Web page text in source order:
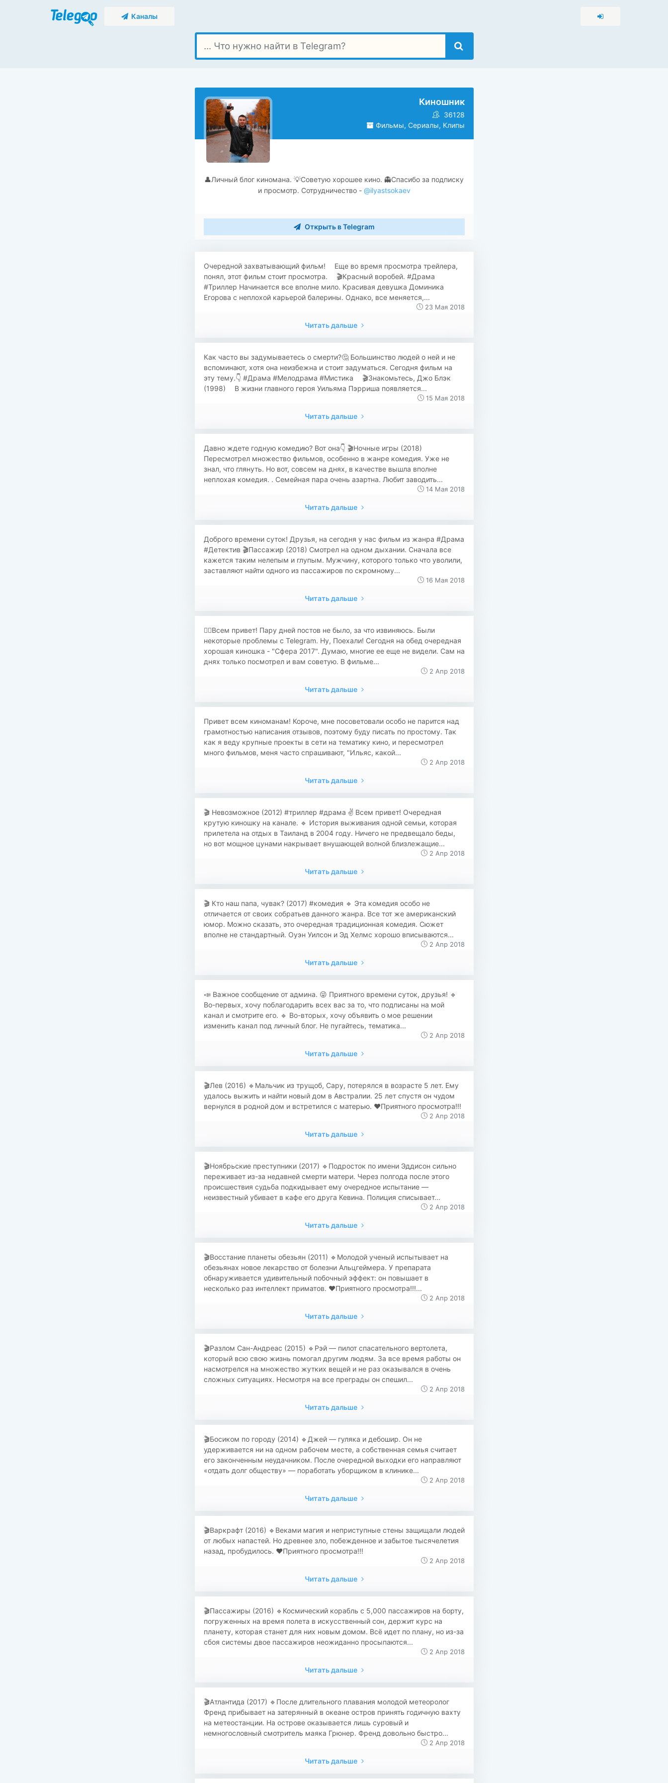
Каналы
Киношник
36128
Фильмы, Сериалы, Клипы
👤Личный блог киномана. 💡Советую хорошее кино. 👻Спасибо за подписку
и просмотр. Сотрудничество -@ilyastsokaev
Открыть в Telegram
​Очередной захватывающий фильм! ⠀ Еще во время просмотра трейлера,
понял, этот фильм стоит просмотра. ⠀ 🎬Красный воробей. #Драма
#Триллер Начинается все вполне мило. Красивая девушка Доминика
Егорова с неплохой карьерой балерины. Однако, все меняется,...
23 Мая 2018
Читать дальше
​Как часто вы задумываетесь о смерти?🤔 Большинство людей о ней и не
вспоминают, хотя она неизбежна и стоит задуматься. Сегодня фильм на
эту тему.👇 #Драма #Мелодрама #Мистика ⠀ 🎬Знакомьтесь, Джо Блэк
(1998) ⠀ В жизни главного героя Уильяма Пэрриша появляется...
15 Мая 2018
Читать дальше
​Давно ждете годную комедию? Вот она👇 🎬Ночные игры (2018)
Пересмотрел множество фильмов, особенно в жанре комедия. Уже не
знал, что глянуть. Но вот, совсем на днях, в качестве вышла вполне
неплохая комедия. . Семейная пара очень азартна. Любит заводить...
14 Мая 2018
Читать дальше
​Доброго времени суток! Друзья, на сегодня у нас фильм из жанра #Драма
#Детектив 🎬Пассажир (2018) Смотрел на одном дыхании. Сначала все
кажется таким нелепым и глупым. Мужчину, которого только что уволили,
заставляют найти одного из пассажиров по скромному...
16 Мая 2018
Читать дальше
​✌🏼Всем привет! Пару дней постов не было, за что извиняюсь. Были
некоторые проблемы с Telegram. Ну, Поехали! Сегодня на обед очередная
хорошая киношка - "Сфера 2017". Думаю, многие ее еще не видели. Сам на
днях только посмотрел и вам советую. В фильме...
2 Апр 2018
Читать дальше
Привет всем киноманам! Короче, мне посоветовали особо не парится над
грамотностью написания отзывов, поэтому буду писать по простому. Так
как я веду крупные проекты в сети на тематику кино, и пересмотрел
много фильмов, меня часто спрашивают, "Ильяс, какой...
2 Апр 2018
Читать дальше
​🎬 Невозможное (2012) #триллер #драма ✌️ Всем привет! Очередная
крутую киношку на канале. 🔹 История выживания одной семьи, которая
прилетела на отдых в Таиланд в 2004 году. Ничего не предвещало беды,
но вот мощное цунами накрывает внушающей волной близлежащие...
2 Апр 2018
Читать дальше
​🎬 Кто наш папа, чувак? (2017) #комедия 🔹 Эта комедия особо не
отличается от своих собратьев данного жанра. Все тот же американский
юмор. Можно сказать, это очередная традиционная комедия. Сюжет
вполне не стандартный. Оуэн Уилсон и Эд Хелмс хорошо вписываются...
2 Апр 2018
Читать дальше
📣 Важное сообщение от админа. 😜 Приятного времени суток, друзья! 🔹
Во-первых, хочу поблагодарить всех вас за то, что подписаны на мой
канал и смотрите его. 🔹 Во-вторых, хочу объявить о мое решении
изменить канал под личный блог. Не пугайтесь, тематика...
2 Апр 2018
Читать дальше
​🎬Лев (2016) 🔹Мальчик из трущоб, Сару, потерялся в возрасте 5 лет. Ему
удалось выжить и найти новый дом в Австралии. 25 лет спустя он чудом
вернулся в родной дом и встретился с матерью. ❤Приятного просмотра!!!
2 Апр 2018
Читать дальше
​🎬Ноябрьские преступники (2017) 🔹Подросток по имени Эддисон сильно
переживает из-за недавней смерти матери. Через полгода после этого
происшествия судьба подкидывает ему очередное испытание —
неизвестный убивает в кафе его друга Кевина. Полиция списывает...
2 Апр 2018
Читать дальше
​🎬Восстание планеты обезьян (2011) 🔹Молодой ученый испытывает на
обезьянах новое лекарство от болезни Альцгеймера. У препарата
обнаруживается удивительный побочный эффект: он повышает в
несколько раз интеллект приматов. ❤Приятного просмотра!!!...
2 Апр 2018
Читать дальше
​🎬Разлом Сан-Андреас (2015) 🔹Рэй — пилот спасательного вертолета,
который всю свою жизнь помогал другим людям. За все время работы он
насмотрелся на множество жутких вещей и не раз оказывался в очень
сложных ситуациях. Несмотря на все преграды он спешил...
2 Апр 2018
Читать дальше
​🎬Босиком по городу (2014) 🔹Джей — гуляка и дебошир. Он не
удерживается ни на одном рабочем месте, а собственная семья считает
его законченным неудачником. После очередной выходки его направляют
«отдать долг обществу» — поработать уборщиком в клинике...
2 Апр 2018
Читать дальше
​🎬Варкрафт (2016) 🔹Веками магия и неприступные стены защищали людей
от любых напастей. Но древнее зло, побежденное и забытое тысячелетия
назад, пробудилось. ❤Приятного просмотра!!!
2 Апр 2018
Читать дальше
​🎬Пассажиры (2016) 🔹Космический корабль с 5,000 пассажиров на борту,
погруженных на время полета в искусственный сон, держит курс на
планету, которая станет для них новым домом. Всё идет по плану, но из-за
сбоя системы двое пассажиров неожиданно просыпаются...
2 Апр 2018
Читать дальше
​🎬Атлантида (2017) 🔹После длительного плавания молодой метеоролог
Френд прибывает на затерянный в океане остров принять годичную вахту
на метеостанции. На острове оказывается лишь суровый и
немногословный смотритель маяка Грюнер. Френд довольно быстро...
2 Апр 2018
Читать дальше